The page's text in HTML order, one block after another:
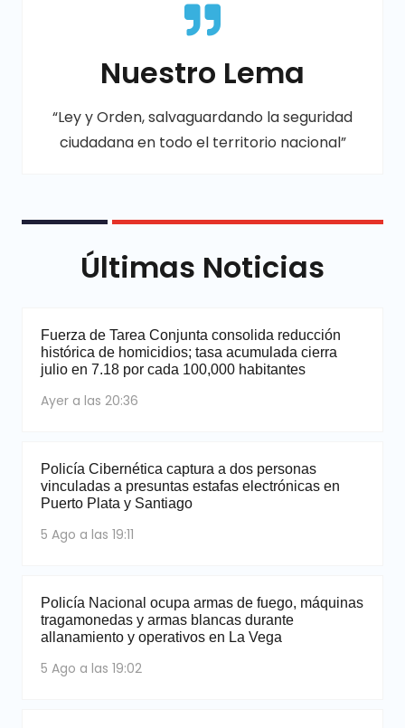
Nuestro Lema
“Ley y Orden, salvaguardando la seguridad
ciudadana en todo el territorio nacional”
Últimas Noticias
Fuerza de Tarea Conjunta consolida reducción
histórica de homicidios; tasa acumulada cierra
julio en 7.18 por cada 100,000 habitantes
Ayer a las 20:36
Policía Cibernética captura a dos personas
vinculadas a presuntas estafas electrónicas en
Puerto Plata y Santiago
5 Ago a las 19:11
Policía Nacional ocupa armas de fuego, máquinas
tragamonedas y armas blancas durante
allanamiento y operativos en La Vega
5 Ago a las 19:02